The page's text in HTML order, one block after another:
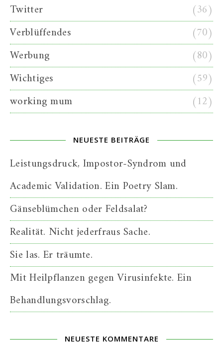
Twitter
(36)
Verblüffendes
(70)
Werbung
(80)
Wichtiges
(59)
working mum
(12)
NEUESTE BEITRÄGE
Leistungsdruck, Impostor-Syndrom und
Academic Validation. Ein Poetry Slam.
Gänseblümchen oder Feldsalat?
Realität. Nicht jederfraus Sache.
Sie las. Er träumte.
Mit Heilpflanzen gegen Virusinfekte. Ein
Behandlungsvorschlag.
NEUESTE KOMMENTARE